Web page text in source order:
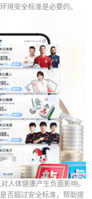
境安全标准是必要的。
人体健康产生负面影响。
否超过安全标准，帮助提